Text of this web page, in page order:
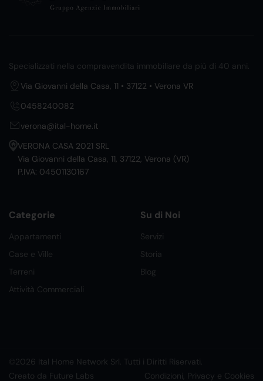
Specializzati nella compravendita immobiliare da più di 40 anni.
Via Giovanni della Casa, 11 • 37122 • Verona VR
0458240082
verona@ital-home.it
VERONA CASA 2021 SRL
Via Giovanni della Casa, 11, 37122, Verona (VR)
P.IVA: 04501130167
Categorie
Appartamenti
Case e Ville
Terreni
Attività Commerciali
Su di Noi
Servizi
Storia
Blog
©2026 Ital Home Network Srl. Tutti i Diritti Riservati.
Creato da Future Labs
Condizioni, Privacy e Cookies